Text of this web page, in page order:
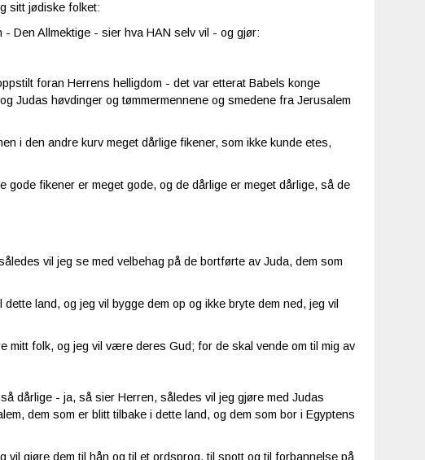
sitt jødiske folket:
Den Allmektige - sier hva HAN selv vil - og gjør:
foran Herrens helligdom - det var etterat Babels konge
Judas høvdinger og tømmermennene og smedene fra Jerusalem
i den andre kurv meget dårlige fikener, som ikke kunde etes,
fikener er meget gode, og de dårlige er meget dårlige, så de
vil jeg se med velbehag på de bortførte av Juda, dem som
land, og jeg vil bygge dem op og ikke bryte dem ned, jeg vil
mitt folk, og jeg vil være deres Gud; for de skal vende om til mig av
dårlige - ja, så sier Herren, således vil jeg gjøre med Judas
dem som er blitt tilbake i dette land, og dem som bor i Egyptens
vil gjøre dem til hån og til et ordsprog, til spott og til forbannelse på